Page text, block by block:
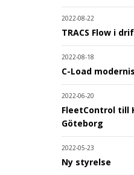
2022-08-22
TRACS Flow i
2022-08-18
C-Load
2022-06-20
FleetControl till
Göteborg
2022-05-23
Ny styrelse